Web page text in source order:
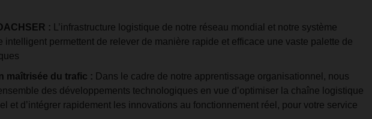
: L’infrastructure logistique de notre réseau mondial et notre système
intelligent permettent de relever de manière rapide et efficace une vaste palette de
maîtrisée du trafic : Dans le cadre de notre apprentissage organisationnel, nous
des développements technologiques en vue d’optimiser la chaîne logistique
et d’intégrer rapidement les innovations au fonctionnement réel, pour votre service